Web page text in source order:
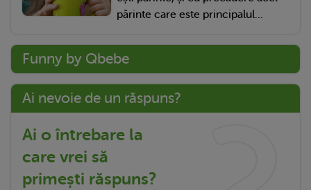
părinte care este principalul...
Funny by Qbebe
Ai nevoie de un răspuns?
Ai o întrebare la
care vrei să
primești răspuns?